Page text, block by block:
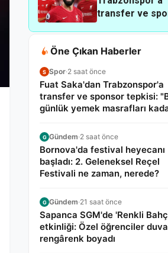
transfer ve
kadar..."
Öne Çıkan Haberler
S Spor·2 saat önce
Fuat Saka'dan Trabzonspor'a
transfer ve sponsor tepkisi:
günlük yemek masrafları
G Gündem·2 saat önce
Bornova'da festival heyecanı
başladı: 2. Geleneksel Reçel
Festivali ne zaman, nerede?
G Gündem·21 saat önce
Sapanca SGM'de 'Renkli
etkinliği: Özel öğrenciler
rengârenk boyadı